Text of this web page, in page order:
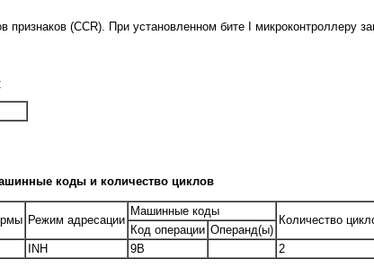
признаков (CCR). При установленном бите I микроконтроллеру
коды и количество циклов
Режим адресации
Машинные коды
Количество
Код операции Операнд(ы)
INH 9B 2